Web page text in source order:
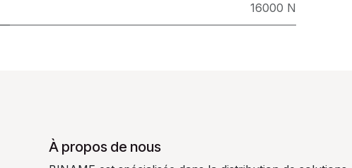
16000 N
À propos de nous